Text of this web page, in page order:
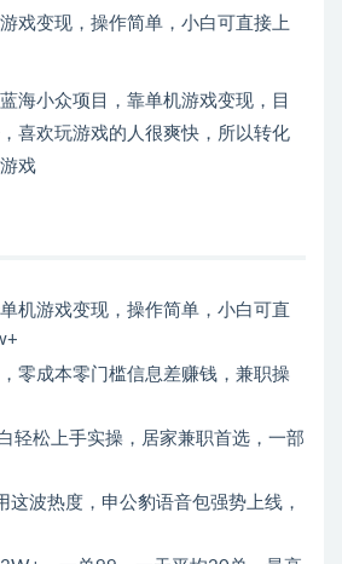
戏变现，操作简单，小白可直接上
海小众项目，靠单机游戏变现，目
喜欢玩游戏的人很爽快，所以转化
戏
机游戏变现，操作简单，小白可直
零成本零门槛信息差赚钱，兼职操
轻松上手实操，居家兼职首选，一部
这波热度，申公豹语音包强势上线，